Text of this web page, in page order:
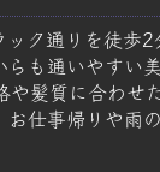
ック通りを徒歩
らも通いやすい
や髪質に合わせ
お仕事帰りや雨